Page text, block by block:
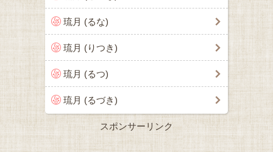
琉月 (るな)
琉月 (りつき)
琉月 (るつ)
琉月 (るづき)
スポンサーリンク